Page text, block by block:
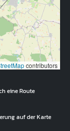
contributors
eine Route
auf der Karte